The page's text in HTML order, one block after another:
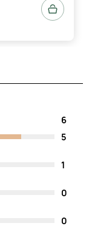
6
5
1
0
0